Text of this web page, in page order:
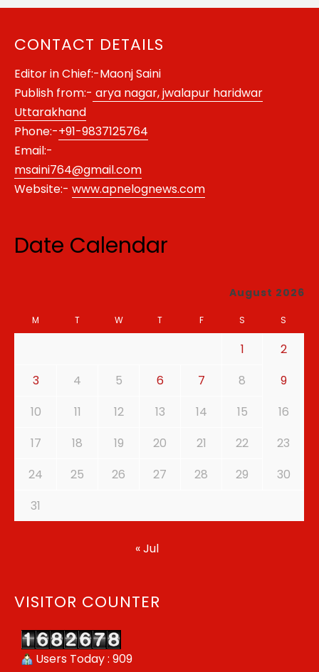
CONTACT DETAILS
Editor in Chief:-Maonj Saini
Publish from:- arya nagar, jwalapur haridwar
Uttarakhand
Phone:-+91-9837125764
Email:-
msaini764@gmail.com
Website:- www.apnelognews.com
Date Calendar
August 2026
M T W T F S S
1
2
3
4 5 6 7 8
9
10
11 12 13 14 15
16
17
18 19 20 21 22
23
24
25 26 27 28 29
30
31
« Jul
VISITOR COUNTER
Users Today : 909